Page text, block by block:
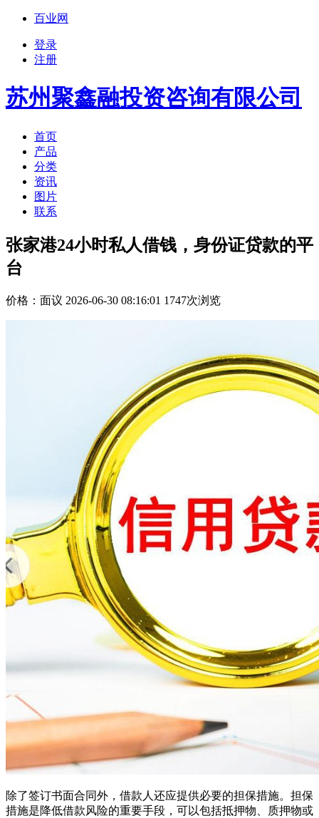
百业网
登录
注册
苏州聚鑫融投资咨询有限公司
首页
产品
分类
资讯
图片
联系
张家港24小时私人借钱，身份证贷款的平
台
价格： 面议 2026-06-30 08:16:01 1747次浏览
除了签订书面合同外，借款人还应提供必要的担保措施。担保
措施是降低借款风险的重要手段，可以包括抵押物、质押物或